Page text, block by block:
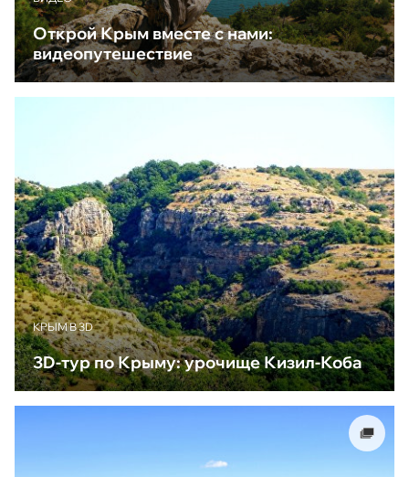
Открой Крым вместе с нами:
видеопутешествие
КРЫМ В 3D
3D-тур по Крыму: урочище Кизил-Коба